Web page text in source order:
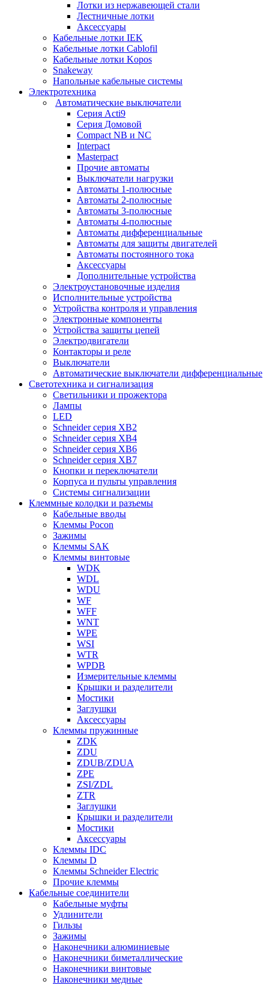
Лотки из нержавеющей стали
Лестничные лотки
Аксессуары
Кабельные лотки IEK
Кабельные лотки Cablofil
Кабельные лотки Kopos
Snakeway
Напольные кабельные системы
Электротехника
Автоматические выключатели
Серия Acti9
Серия Домовой
Compact NB и NC
Interpact
Masterpact
Прочие автоматы
Выключатели нагрузки
Автоматы 1-полюсные
Автоматы 2-полюсные
Автоматы 3-полюсные
Автоматы 4-полюсные
Автоматы дифференциальные
Автоматы для защиты двигателей
Автоматы постоянного тока
Аксессуары
Дополнительные устройства
Электроустановочные изделия
Исполнительные устройства
Устройства контроля и управления
Электронные компоненты
Устройства защиты цепей
Электродвигатели
Контакторы и реле
Выключатели
Автоматические выключатели дифференциальные
Светотехника и сигнализация
Светильники и прожектора
Лампы
LED
Schneider серия XB2
Schneider серия XB4
Schneider серия XB6
Schneider серия XB7
Кнопки и переключатели
Корпуса и пульты управления
Системы сигнализации
Клеммные колодки и разъемы
Кабельные вводы
Клеммы Pocon
Зажимы
Клеммы SAK
Клеммы винтовые
WDK
WDL
WDU
WF
WFF
WNT
WPE
WSI
WTR
WPDB
Измерительные клеммы
Крышки и разделители
Мостики
Заглушки
Аксессуары
Клеммы пружинные
ZDK
ZDU
ZDUB/ZDUA
ZPE
ZSI/ZDL
ZTR
Заглушки
Крышки и разделители
Мостики
Аксессуары
Клеммы IDC
Клеммы D
Клеммы Schneider Electric
Прочие клеммы
Кабельные соединители
Кабельные муфты
Удлинители
Гильзы
Зажимы
Наконечники алюминиевые
Наконечники биметаллические
Наконечники винтовые
Наконечники медные